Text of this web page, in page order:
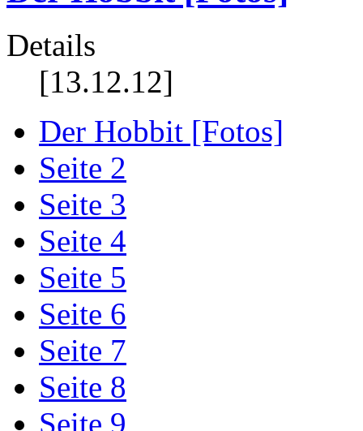
Details
[13.12.12]
Der Hobbit [Fotos]
Seite 2
Seite 3
Seite 4
Seite 5
Seite 6
Seite 7
Seite 8
Seite 9